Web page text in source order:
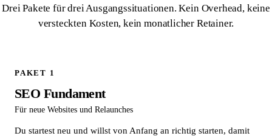
Drei Pakete für drei Ausgangssituationen. Kein Overhead, keine
versteckten Kosten, kein monatlicher Retainer.
PAKET 1
SEO Fundament
Für neue Websites und Relaunches
Du startest neu und willst von Anfang an richtig starten, damit